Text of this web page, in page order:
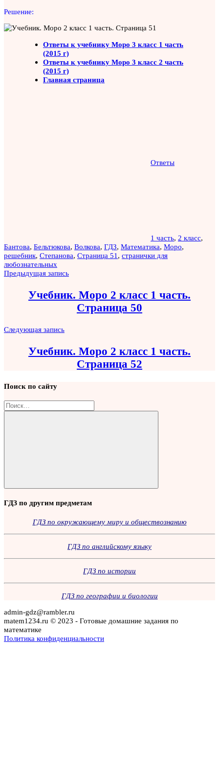
Решение:
Ответы к учебнику Моро 3 класс 1 часть
(2015 г)
Ответы к учебнику Моро 3 класс 2 часть
(2015 г)
Главная страница
Ответы
1 часть, 2 класс,
Бантова, Бельтюкова, Волкова, ГДЗ, Математика, Моро,
решебник, Степанова, Страница 51 , странички для
любознательных
Навигация
записям
Предыдущая запись
Учебник. Моро 2 класс 1 часть.
Страница 50
Следующая запись
Учебник. Моро 2 класс 1 часть.
Страница 52
Поиск по сайту
Найти:
Поиск
ГДЗ по другим предметам
ГДЗ по окружающему миру и обществознанию
ГДЗ по английскому языку
ГДЗ по истории
ГДЗ по географии и биологии
admin-gdz@rambler.ru
matem1234.ru © 2023 - Готовые домашние задания по
математике
Политика конфиденциальности